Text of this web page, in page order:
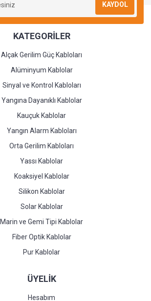
KAYDOL
KATEGORİLER
Alçak Gerilim Güç Kabloları
Alüminyum Kablolar
Sinyal ve Kontrol Kabloları
Yangına Dayanıklı Kablolar
Kauçuk Kablolar
Yangın Alarm Kabloları
Orta Gerilim Kabloları
Yassı Kablolar
Koaksiyel Kablolar
Silikon Kablolar
Solar Kablolar
Marin ve Gemi Tipi Kablolar
Fiber Optik Kablolar
Pur Kablolar
ÜYELİK
Hesabım